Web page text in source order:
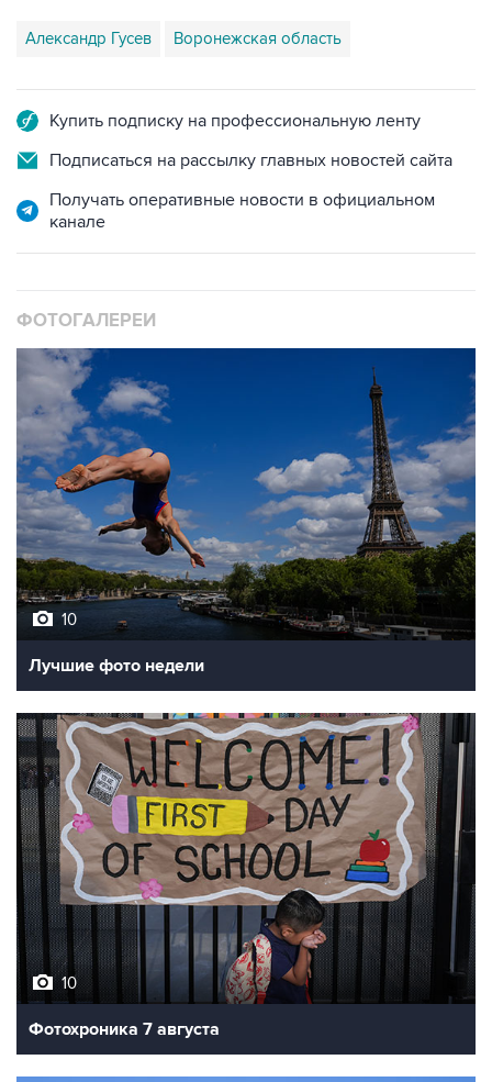
Александр Гусев Воронежская область
Купить подписку на профессиональную ленту
Подписаться на рассылку главных новостей сайта
Получать оперативные новости в официальном
канале
ФОТОГАЛЕРЕИ
10
Лучшие фото недели
10
Фотохроника 7 августа